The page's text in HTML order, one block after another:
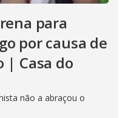
para
por causa de
| Casa do
não a abraçou o